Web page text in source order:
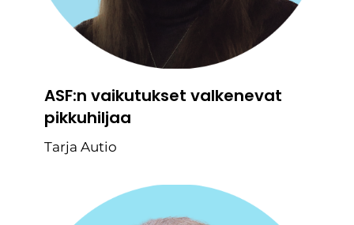
ASF:n vaikutukset valkenevat
pikkuhiljaa
Tarja Autio